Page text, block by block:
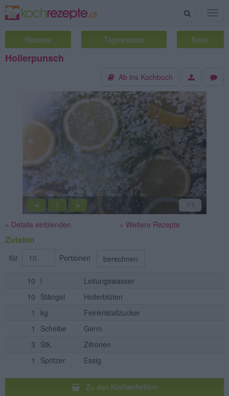
Suche
Rezepte Tagesrezept Neue
Hollerpunsch
Ab ins Kochbuch
« || » 1 /1
» Details einblenden » Weitere Rezepte
Zutaten
für Portionen berechnen
10 l
Leitungswasser
10 Stängel
Hollerblüten
1
kg
Feinkristallzucker
1
Scheibe
Germ
3 Stk.
Zitronen
1
Spritzer Essig
Zu den Küchenhelfern